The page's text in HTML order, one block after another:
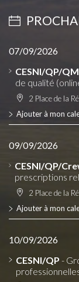
07/09/2026
CESNI/QP/QM
de qualité
2 Place de la
Ajouter à mon
09/09/2026
CESNI/QP/
prescriptions
2 Place de la
Ajouter à mon
10/09/2026
CESNI/QP -